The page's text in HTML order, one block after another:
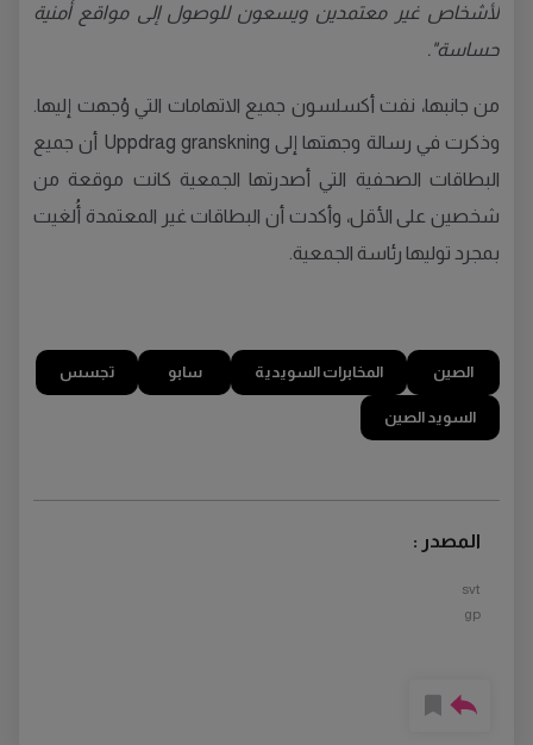
لأشخاص غير معتمدين ويسعون للوصول إلى مواقع أمنية
حساسة".
من جانبها، نفت أكسلسون جميع الاتهامات التي وُجهت إليها.
وذكرت في رسالة وجهتها إلى Uppdrag granskning أن جميع
البطاقات الصحفية التي أصدرتها الجمعية كانت موقعة من
شخصين على الأقل، وأكدت أن البطاقات غير المعتمدة أُلغيت
بمجرد توليها رئاسة الجمعية.
الصين المخابرات السويدية سابو تجسس
السويد الصين
المصدر :
svt
gp